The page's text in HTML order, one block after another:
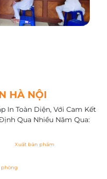
HÀ NỘI
In Toàn Diện, Với Cam Kết
Qua Nhiều Năm Qua:
Xuất bản phẩm
phòng